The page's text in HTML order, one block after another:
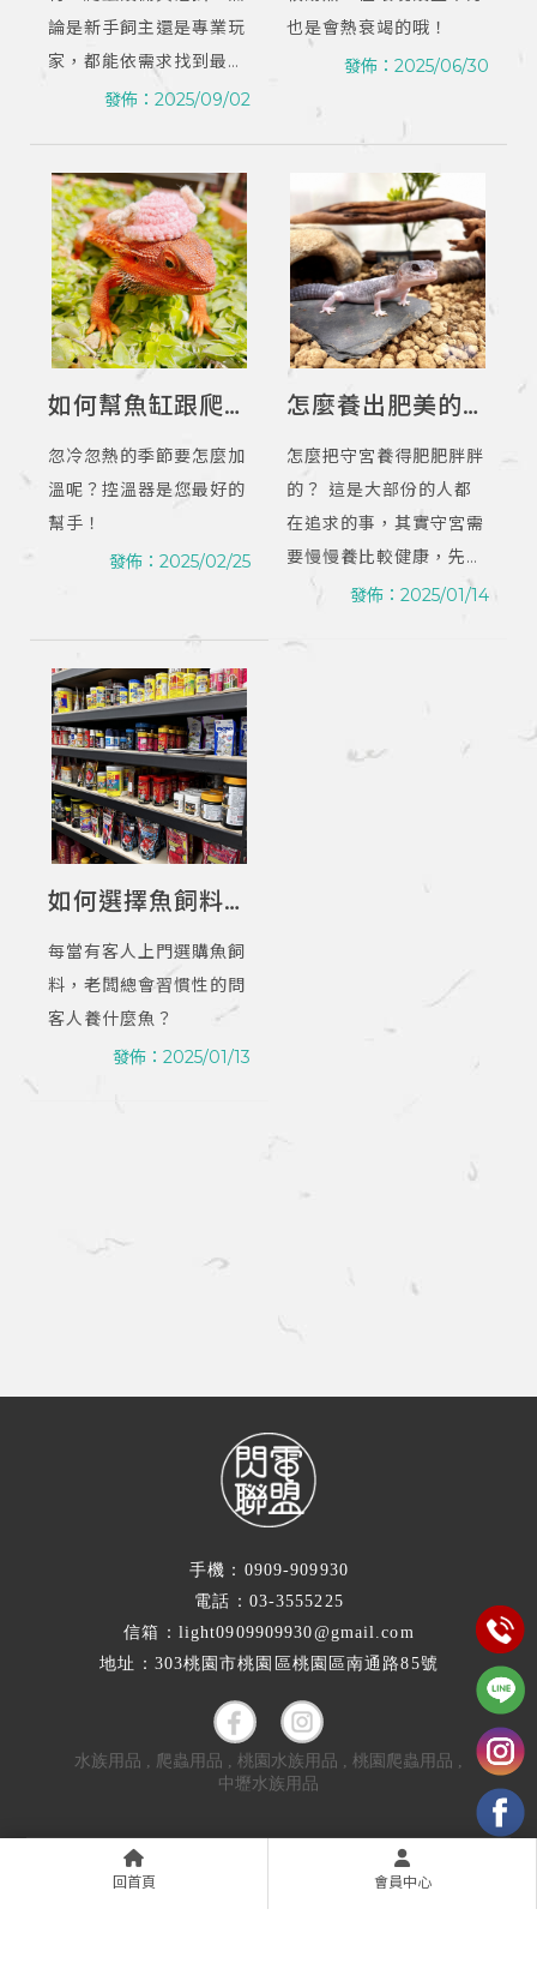
論是新手飼主還是專業玩
家，都能依需求找到最合
適的商品。發佈：2025/09/02
也是會熱衰竭的哦！
發佈：2025/06/30
如何幫魚缸跟爬寵
加溫?忽冷忽熱季
節溫差大怎麼辦？
｜爬蟲店｜桃園爬
忽冷忽熱的季節要怎麼加
溫呢？控溫器是您最好的
幫手！
發佈：2025/02/25
怎麼養出肥美的守
宮？｜爬蟲用品店
｜桃園爬蟲用品店
怎麼把守宮養得肥肥胖胖
的？ 這是大部份的人都
在追求的事，其實守宮需
要慢慢養比較健康，先養
大自然而然尾巴也會慢慢
發佈：2025/01/14
如何選擇魚飼料？
｜爬蟲店｜桃園爬
蟲店
每當有客人上門選購魚飼
料，老闆總會習慣性的問
客人養什麼魚？
發佈：2025/01/13
回首頁 會員中心
手機：0909-909930
電話：03-3555225
信箱：light0909909930@gmail.com
地址：303桃園市桃園區桃園區南通路85號
水族用品 爬蟲用品 桃園水族用品
桃園爬蟲用品
中壢水族用品
關於我們
全部商品